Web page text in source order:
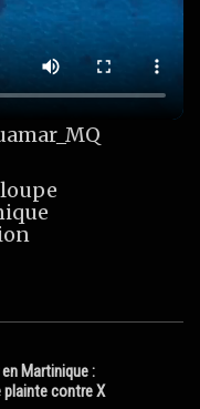
Martinique :
plainte contre X